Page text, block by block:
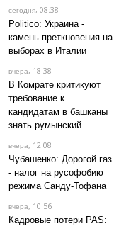
сегодня, 08:38
Politico: Украина -
камень преткновения на
выборах в Италии
вчера, 18:38
В Комрате критикуют
требование к
кандидатам в башканы
знать румынский
вчера, 12:08
Чубашенко: Дорогой газ
- налог на русофобию
режима Санду-Тофана
вчера, 10:56
Кадровые потери PAS: